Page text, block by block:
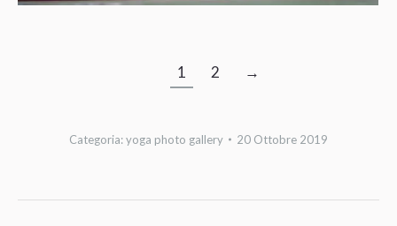
1 2 →
Categoria:yoga photo gallery 20 Ottobre 2019